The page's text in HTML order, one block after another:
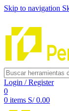
Skip to navigation
Login / Register
0
0 items S/0.00